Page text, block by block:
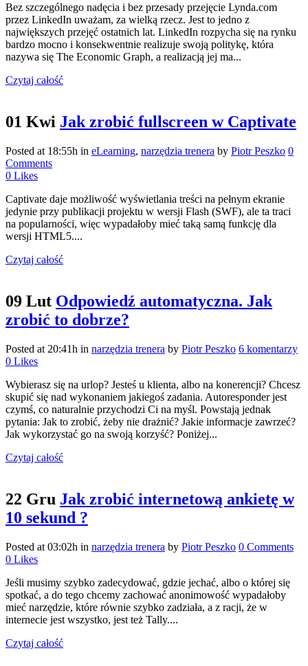
Bez szczególnego nadęcia i bez przesady przejęcie Lynda.com
przez LinkedIn uważam, za wielką rzecz. Jest to jedno z
największych przejęć ostatnich lat. LinkedIn rozpycha się na rynku
bardzo mocno i konsekwentnie realizuje swoją politykę, która
nazywa się The Economic Graph, a realizacją jej ma...
Czytaj całość
01 Kwi Jak zrobić fullscreen w Captivate
Posted at 18:55h in eLearning, narzędzia trenera by Piotr Peszko 0
Comments
0 Likes
Captivate daje możliwość wyświetlania treści na pełnym ekranie
jedynie przy publikacji projektu w wersji Flash (SWF), ale ta traci
na popularności, więc wypadałoby mieć taką samą funkcję dla
wersji HTML5....
Czytaj całość
09 Lut Odpowiedź automatyczna. Jak
zrobić to dobrze?
Posted at 20:41h in narzędzia trenera by Piotr Peszko 6 komentarzy
0 Likes
Wybierasz się na urlop? Jesteś u klienta, albo na konerencji? Chcesz
skupić się nad wykonaniem jakiegoś zadania. Autoresponder jest
czymś, co naturalnie przychodzi Ci na myśl. Powstają jednak
pytania: Jak to zrobić, żeby nie drażnić? Jakie informacje zawrzeć?
Jak wykorzystać go na swoją korzyść? Poniżej...
Czytaj całość
22 Gru Jak zrobić internetową ankietę w
10 sekund ?
Posted at 03:02h in narzędzia trenera by Piotr Peszko 0 Comments
0 Likes
Jeśli musimy szybko zadecydować, gdzie jechać, albo o której się
spotkać, a do tego chcemy zachować anonimowość wypadałoby
mieć narzędzie, które równie szybko zadziała, a z racji, że w
internecie jest wszystko, jest też Tally....
Czytaj całość